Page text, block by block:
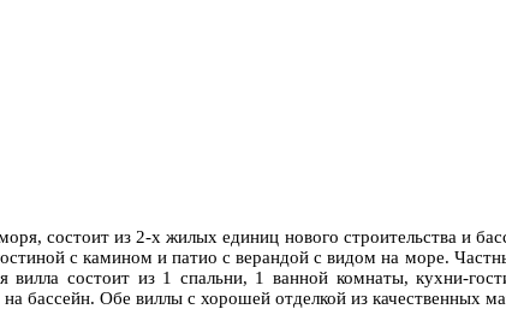
состоит из 2-х жилых единиц нового строительства и
с камином и патио с верандой с видом на море.
вилла состоит из 1 спальни, 1 ванной комнаты, кухни-
бассейн. Обе виллы с хорошей отделкой из качественных